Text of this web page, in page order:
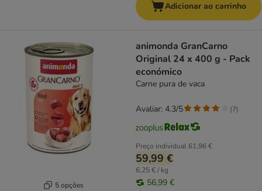
Adicionar ao carrinho
5 opções
animonda GranCarno
Original 24 x 400 g - Pack
económico
Carne pura de vaca
Preço individual 61,96 €
59,99 €
6,25 € / kg
56,99 €
Avaliar: 4.3/5 (7)